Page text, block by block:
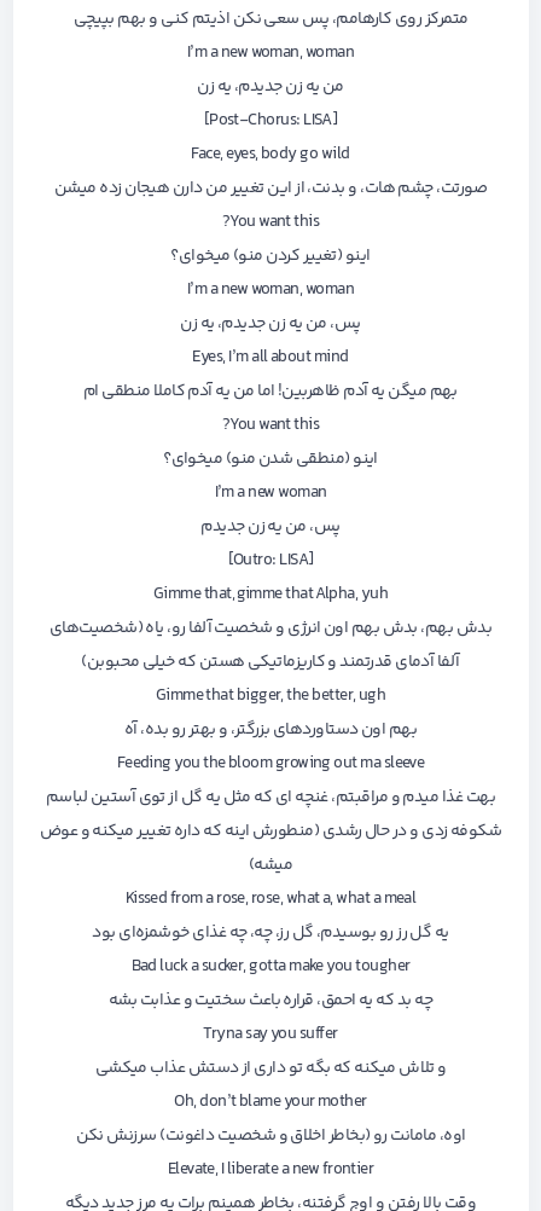
متمرکز روی کارهامم، پس سعی نکن اذیتم کنی و بهم بپیچی
I’m a new woman, woman
من یه زن جدیدم، یه زن
[Post-Chorus: LISA]
Face, eyes, body go wild
صورتت، چشم هات، و بدنت، از این تغییر من دارن هیجان زده میشن
You want this?
اینو (تغییر کردن منو) میخوای؟
I’m a new woman, woman
پس، من یه زن جدیدم، یه زن
Eyes, I’m all about mind
بهم میگن یه آدم ظاهربین! اما من یه آدم کاملا منطقی ام
You want this?
اینو (منطقی شدن منو) میخوای؟
I’m a new woman
پس، من یه زن جدیدم
[Outro: LISA]
Gimme that, gimme that Alpha, yuh
بدش بهم، بدش بهم اون انرژی و شخصیت آلفا رو، یاه (شخصیت‌های
آلفا آدمای قدرتمند و کاریزماتیکی هستن که خیلی محبوبن)
Gimme that bigger, the better, ugh
بهم اون دستاوردهای بزرگتر، و بهتر رو بده، آه
Feeding you the bloom growing out ma sleeve
بهت غذا میدم و مراقبتم، غنچه ای که مثل یه گل از توی آستین لباسم
شکوفه زدی و در حال رشدی (منطورش اینه که داره تغییر میکنه و عوض
میشه)
Kissed from a rose, rose, what a, what a meal
یه گل رز رو بوسیدم، گل رز، چه، چه غذای خوشمزه‌ای بود
Bad luck a sucker, gotta make you tougher
چه بد که یه احمق، قراره باعث سختیت و عذابت بشه
Tryna say you suffer
و تلاش میکنه که بگه تو داری از دستش عذاب میکشی
Oh, don’t blame your mother
اوه، مامانت رو (بخاطر اخلاق و شخصیت داغونت) سرزنش نکن
Elevate, I liberate a new frontier
وقت بالا رفتن و اوج گرفتنه، بخاطر همینم برات یه مرز جدید دیگه